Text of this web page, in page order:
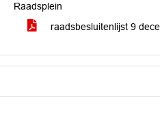
Raadsplein
raadsbesluitenlijst 9